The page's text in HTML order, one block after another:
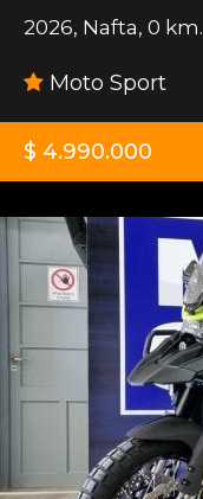
2026, Nafta, 0 km.
Moto Sport
$ 4.990.000